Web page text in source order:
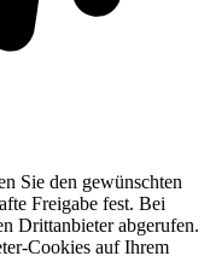
Sie den gewünschten
Freigabe fest. Bei
Drittanbieter abgerufen.
Cookies auf Ihrem